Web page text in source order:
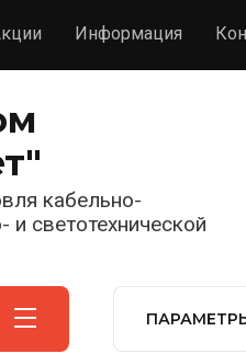
Информация
кабельно-
и светотехнической